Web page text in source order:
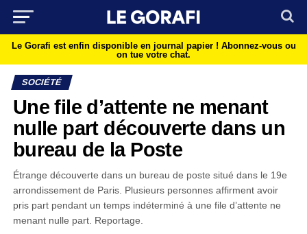
Le Gorafi est enfin disponible en journal papier ! Abonnez-vous ou
on tue votre chat.
SOCIÉTÉ
Une file d’attente ne menant
nulle part découverte dans un
bureau de la Poste
Étrange découverte dans un bureau de poste situé dans le 19e
arrondissement de Paris. Plusieurs personnes affirment avoir
pris part pendant un temps indéterminé à une file d’attente ne
menant nulle part. Reportage.